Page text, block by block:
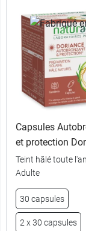
Capsules
et protection
Teint hâlé toute
Adulte
30 capsules
2 x 30 capsules